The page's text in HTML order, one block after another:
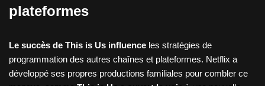
plateformes
Le succès de This is Us influence les stratégies de
programmation des autres chaînes et plateformes. Netflix a
développé ses propres productions familiales pour combler ce